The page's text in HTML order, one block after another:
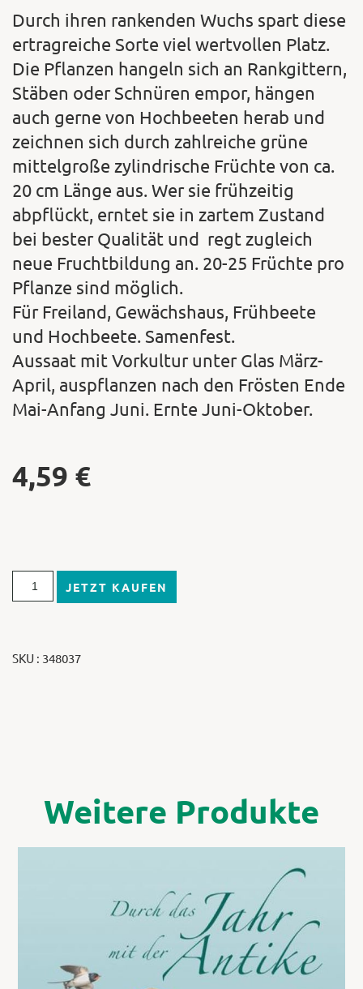
Durch ihren rankenden Wuchs spart diese
ertragreiche Sorte viel wertvollen Platz.
Die Pflanzen hangeln sich an Rankgittern,
Stäben oder Schnüren empor, hängen
auch gerne von Hochbeeten herab und
zeichnen sich durch zahlreiche grüne
mittelgroße zylindrische Früchte von ca.
20 cm Länge aus. Wer sie frühzeitig
abpflückt, erntet sie in zartem Zustand
bei bester Qualität und regt zugleich
neue Fruchtbildung an. 20-25 Früchte pro
Pflanze sind möglich.
Für Freiland, Gewächshaus, Frühbeete
und Hochbeete. Samenfest.
Aussaat mit Vorkultur unter Glas März-
April, auspflanzen nach den Frösten Ende
Mai-Anfang Juni. Ernte Juni-Oktober.
4,59 €
JETZT KAUFEN
SKU : 348037
Weitere Produkte